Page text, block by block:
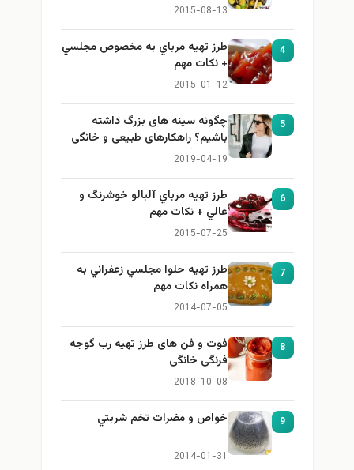
2015-08-13
4
طرز تهيه مرباي به مخصوص مجلسي
+ نكات مهم
2015-01-12
5
چگونه سینه های بزرگ داشته
باشیم؟ راهکارهای طبیعی و خانگی
برای بزرگ کردن سینه
2019-04-19
6
طرز تهيه مرباي آلبالو خوشرنگ و
عالي + نكات مهم
2015-07-25
7
طرز تهيه حلوا مجلسي زعفراني به
همراه نكات مهم
2014-07-05
8
فوت و فن های طرز تهیه رب گوجه
فرنگی خانگی
2018-10-08
9 خواص و مضرات تخم شربتي
2014-01-31